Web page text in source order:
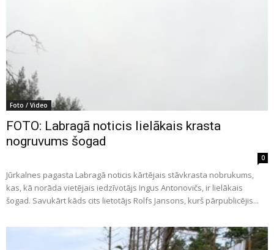
Foto / Video
FOTO: Labragā noticis lielākais krasta
nogruvums šogad
0
Jūrkalnes pagasta Labragā noticis kārtējais stāvkrasta nobrukums,
kas, kā norāda vietējais iedzīvotājs Ingus Antonovičs, ir lielākais
šogad. Savukārt kāds cits lietotājs Rolfs Jansons, kurš pārpublicējis...